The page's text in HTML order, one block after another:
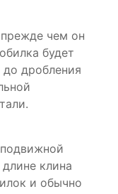
прежде чем он
будет
дробления
клина
и обычно